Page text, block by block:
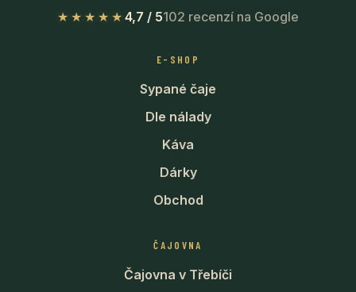
★★★★★ 4,7 / 5102 recenzí na Google
E-SHOP
Sypané čaje
Dle nálady
Káva
Dárky
Obchod
ČAJOVNA
Čajovna v Třebíči